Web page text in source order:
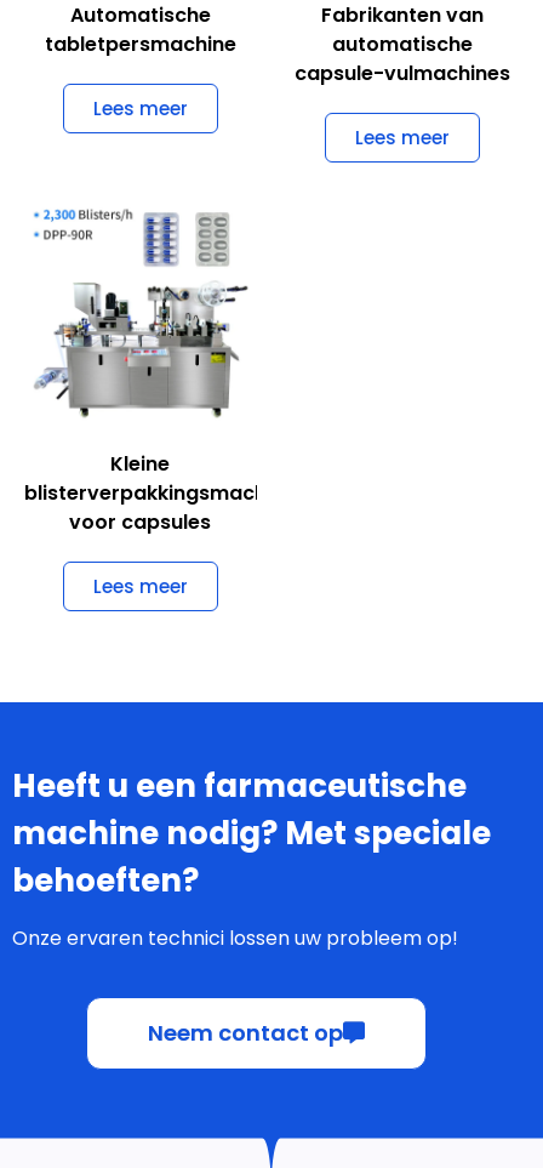
Automatische
tabletpersmachine
Lees meer
Fabrikanten van
automatische
capsule-vulmachines
Lees meer
Kleine
blisterverpakkingsmachine
voor capsules
Lees meer
Heeft u een farmaceutische
machine nodig? Met speciale
behoeften?
Onze ervaren technici lossen uw probleem op!
Neem contact op